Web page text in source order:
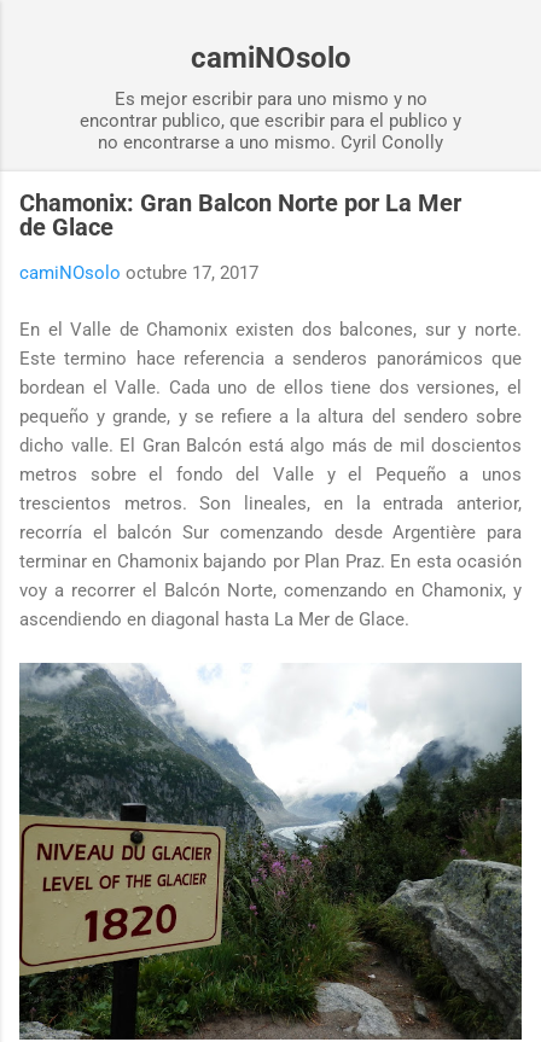
camiNOsolo
Es mejor escribir para uno mismo y no
encontrar publico, que escribir para el publico y
no encontrarse a uno mismo. Cyril Conolly
Chamonix: Gran Balcon Norte por La Mer
de Glace
camiNOsolo octubre 17, 2017
En el Valle de Chamonix existen dos balcones, sur y norte.
Este termino hace referencia a senderos panorámicos que
bordean el Valle. Cada uno de ellos tiene dos versiones, el
pequeño y grande, y se refiere a la altura del sendero sobre
dicho valle. El Gran Balcón está algo más de mil doscientos
metros sobre el fondo del Valle y el Pequeño a unos
trescientos metros. Son lineales, en la entrada anterior,
recorría el balcón Sur comenzando desde Argentière para
terminar en Chamonix bajando por Plan Praz. En esta ocasión
voy a recorrer el Balcón Norte, comenzando en Chamonix, y
ascendiendo en diagonal hasta La Mer de Glace.